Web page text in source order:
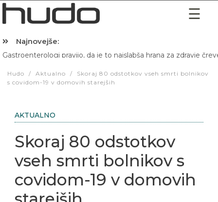
Najnovejše:
Hibernacijska dieta: Zakaj je pred spanjem dobro pojesti žlico
s covidom-19 v domovih starejših
Skoraj 80 odstotkov
vseh smrti bolnikov s
covidom-19 v domovih
starejših